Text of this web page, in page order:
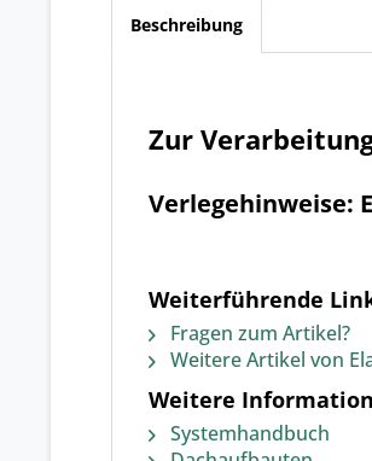
Beschreibung
Zur
Verlegehinweise:
Weiterführende
Fragen zum Artikel?
Weitere Artikel von
Weitere
Systemhandbuch